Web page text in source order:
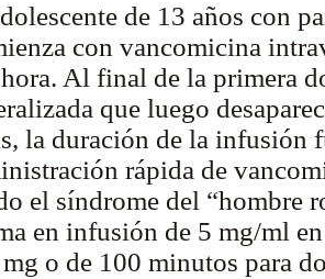
de 13 años con
con vancomicina
Al final de la primera
que luego
la duración de la infusión
rápida de
el síndrome del “hombre
en infusión de 5 mg/ml
o de 100 minutos para